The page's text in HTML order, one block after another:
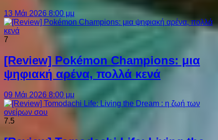
13 Μάι 2026 8:00 μμ
7
[Review] Pokémon Champions: μια
ψηφιακή αρένα, πολλά κενά
09 Μάι 2026 8:00 μμ
7.5